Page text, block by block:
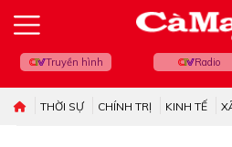
Truyền hình Radio
THỜI SỰ CHÍNH TRỊ KINH TẾ